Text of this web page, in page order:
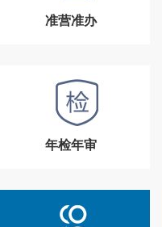
准营准办
年检年审